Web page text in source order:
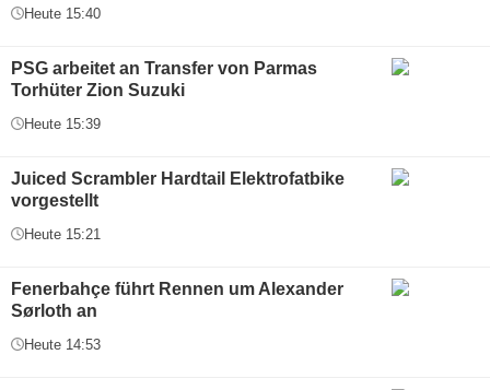
Heute 15:40
PSG arbeitet an Transfer von Parmas
Torhüter Zion Suzuki
Heute 15:39
Juiced Scrambler Hardtail Elektrofatbike
vorgestellt
Heute 15:21
Fenerbahçe führt Rennen um Alexander
Sørloth an
Heute 14:53